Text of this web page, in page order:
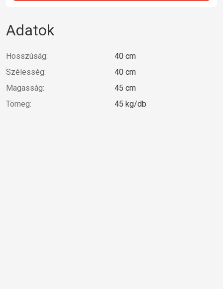
Adatok
Hosszúság:
40 cm
Szélesség:
40 cm
Magasság:
45 cm
Tömeg:
45 kg/db